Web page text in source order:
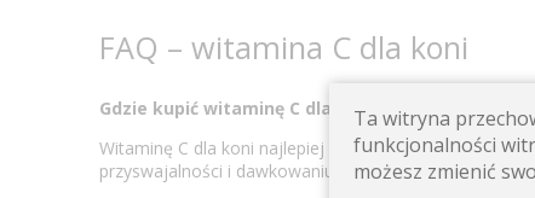
FAQ – witamina C dla koni
Gdzie kupić witaminę C dla koni?
Witaminę C dla koni najlepiej kupić w sprawdzonym
przyswajalności i dawkowaniu dostosowanym do
Ta witryna
funkcjonalności
możesz zmienić